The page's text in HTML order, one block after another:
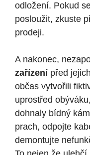
odložení. Pokud
posloužit, zkuste
prodeji.
A nakonec,
zařízení před
občas vytvořili
uprostřed
dohnaly bídný
prach, odpojte
demontujte